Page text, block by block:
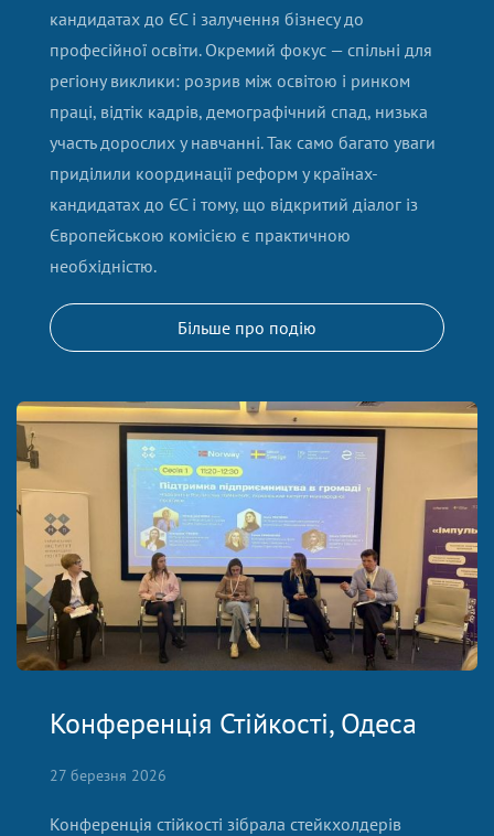
кандидатах до ЄС і залучення бізнесу до
професійної освіти. Окремий фокус — спільні для
регіону виклики: розрив між освітою і ринком
праці, відтік кадрів, демографічний спад, низька
участь дорослих у навчанні. Так само багато уваги
приділили координації реформ у країнах-
кандидатах до ЄС і тому, що відкритий діалог із
Європейською комісією є практичною
необхідністю.
Більше про подію
Конференція Стійкості, Одеса
27 березня 2026
Конференція стійкості зібрала стейкхолдерів